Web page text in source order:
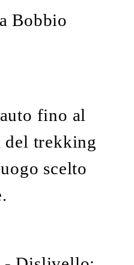
Bobbio
fino al
del trekking
scelto